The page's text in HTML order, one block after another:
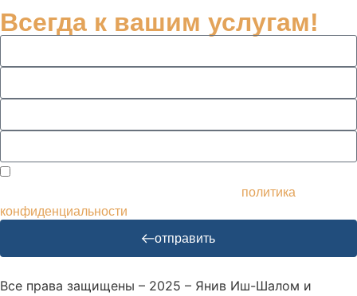
Всегда к вашим услугам!
политика
конфиденциальности
отправить
Все права защищены – 2025 – Янив Иш-Шалом и